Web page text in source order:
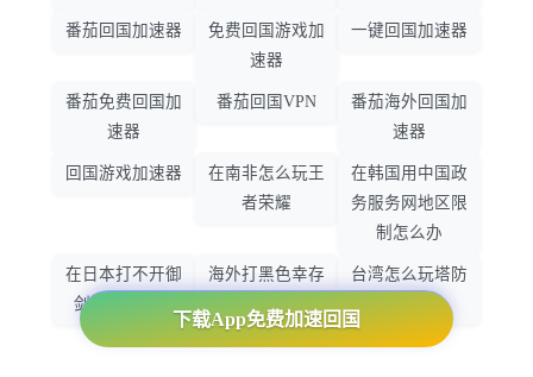
下载App免费加速回国
番茄回国加速器
免费回国游戏加
速器
一键回国加速器
番茄免费回国加
速器
番茄回国VPN
番茄海外回国加
速器
回国游戏加速器
在南非怎么玩王
者荣耀
在韩国用中国政
务服务网地区限
制怎么办
在日本打不开御
剑情缘怎么办
海外打黑色幸存
者怎么不卡了
台湾怎么玩塔防